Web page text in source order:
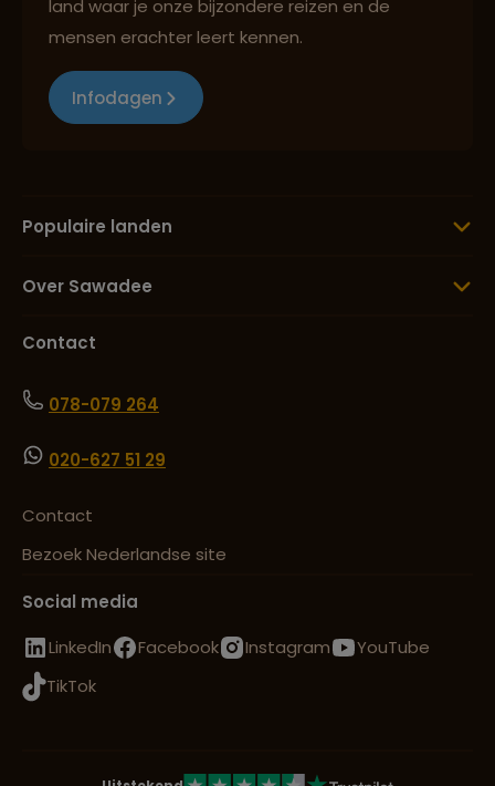
land waar je onze bijzondere reizen en de
mensen erachter leert kennen.
Infodagen
Populaire landen
Over Sawadee
Contact
078-079 264
020-627 51 29
Contact
Bezoek Nederlandse site
Social media
LinkedIn
Facebook Instagram
YouTube
TikTok